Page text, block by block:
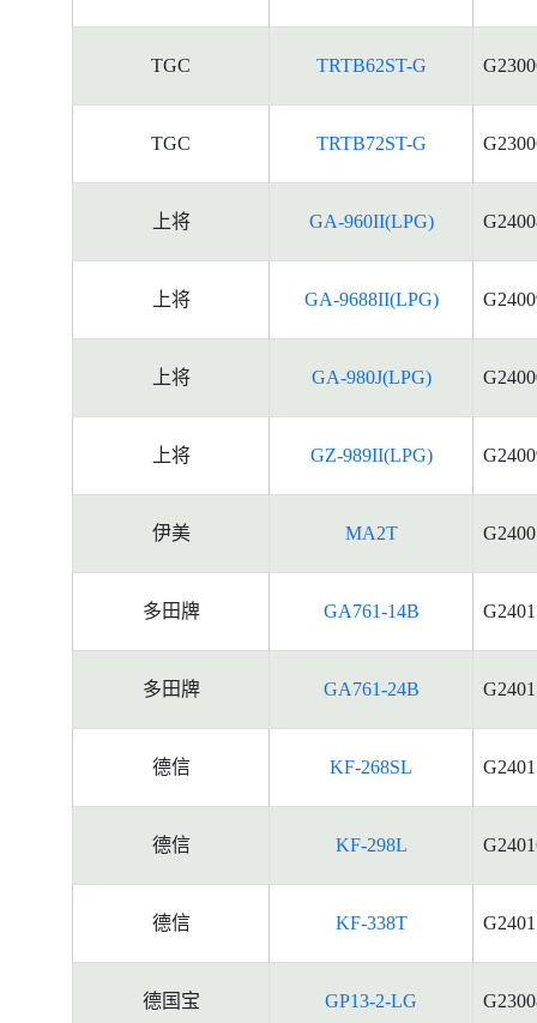
TGC TRTB62ST-G
TGC TRTB72ST-G
上将 GA-960II(LPG)
上将 GA-9688II(LPG)
上将 GA-980J(LPG)
上将 GZ-989II(LPG)
伊美 MA2T
多田牌 GA761-14B
多田牌 GA761-24B
德信 KF-268SL
德信 KF-298L
德信 KF-338T
德国宝 GP13-2-LG